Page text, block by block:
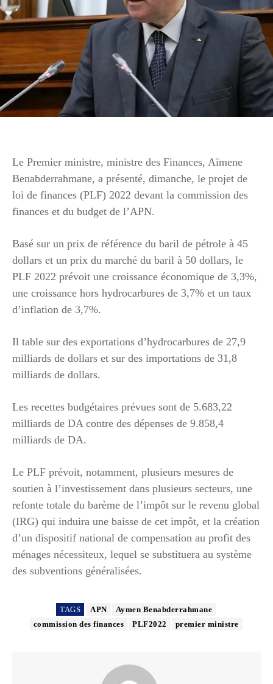
Le Premier ministre, ministre des Finances, Aïmene
Benabderrahmane, a présenté, dimanche, le projet de
loi de finances (PLF) 2022 devant la commission des
finances et du budget de l’APN.
Basé sur un prix de référence du baril de pétrole à 45
dollars et un prix du marché du baril à 50 dollars, le
PLF 2022 prévoit une croissance économique de 3,3%,
une croissance hors hydrocarbures de 3,7% et un taux
d’inflation de 3,7%.
Il table sur des exportations d’hydrocarbures de 27,9
milliards de dollars et sur des importations de 31,8
milliards de dollars.
Les recettes budgétaires prévues sont de 5.683,22
milliards de DA contre des dépenses de 9.858,4
milliards de DA.
Le PLF prévoit, notamment, plusieurs mesures de
soutien à l’investissement dans plusieurs secteurs, une
refonte totale du barème de l’impôt sur le revenu global
(IRG) qui induira une baisse de cet impôt, et la création
d’un dispositif national de compensation au profit des
ménages nécessiteux, lequel se substituera au système
des subventions généralisées.
TAGS APN
Aymen Benabderrahmane
commission des finances
PLF2022 premier ministre